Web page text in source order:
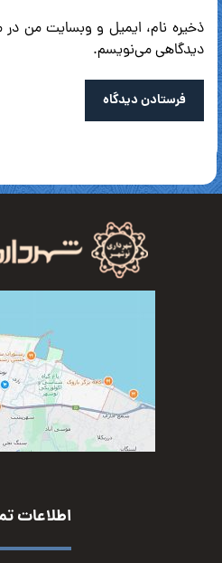
ذخیره نام، ایمیل و وبسایت من در
دیدگاهی می‌نویسم.
فرستادن دیدگاه
اطلاعات